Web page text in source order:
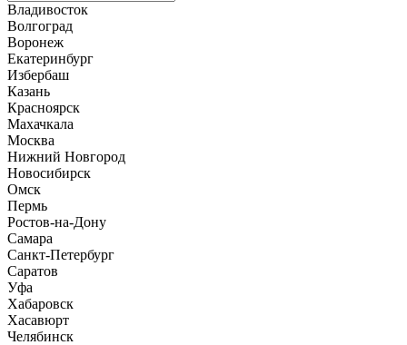
Владивосток
Волгоград
Воронеж
Екатеринбург
Избербаш
Казань
Красноярск
Махачкала
Москва
Нижний Новгород
Новосибирск
Омск
Пермь
Ростов-на-Дону
Самара
Санкт-Петербург
Саратов
Уфа
Хабаровск
Хасавюрт
Челябинск